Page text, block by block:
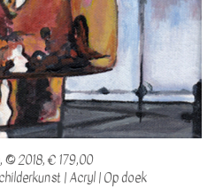
© 2018, € 179,00
| Acryl | Op doek